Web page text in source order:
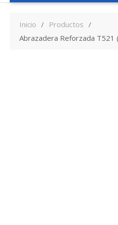
Inicio
Productos
Abrazadera Reforzada T521